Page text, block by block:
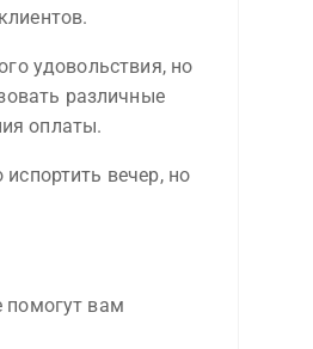
удовольствия, но
различные
оплаты.
вечер, но
помогут вам